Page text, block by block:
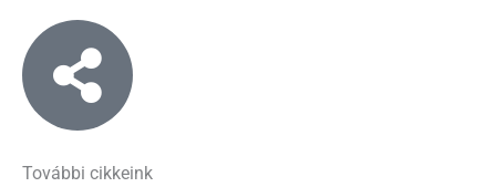
További cikkeink